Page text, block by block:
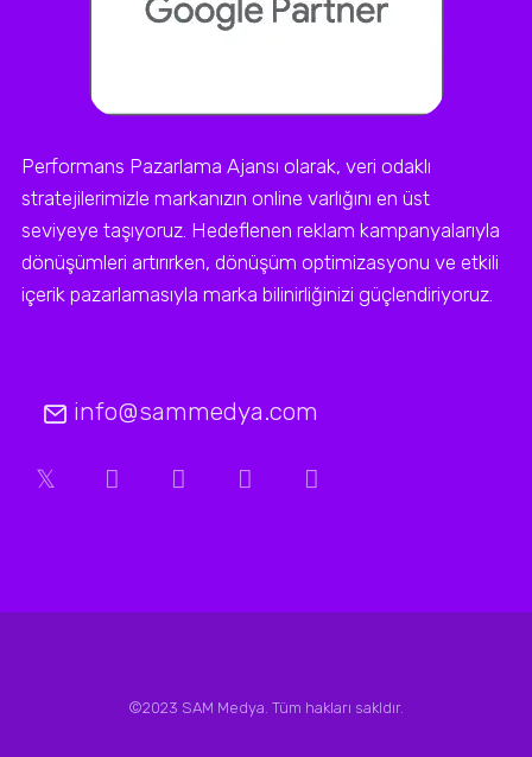
Performans Pazarlama Ajansı olarak, veri odaklı
stratejilerimizle markanızın online varlığını en üst
seviyeye taşıyoruz. Hedeflenen reklam kampanyalarıyla
dönüşümleri artırırken, dönüşüm optimizasyonu ve etkili
içerik pazarlamasıyla marka bilinirliğinizi güçlendiriyoruz.
info@sammedya.com
©2023 SAM Medya. Tüm hakları sakldır.